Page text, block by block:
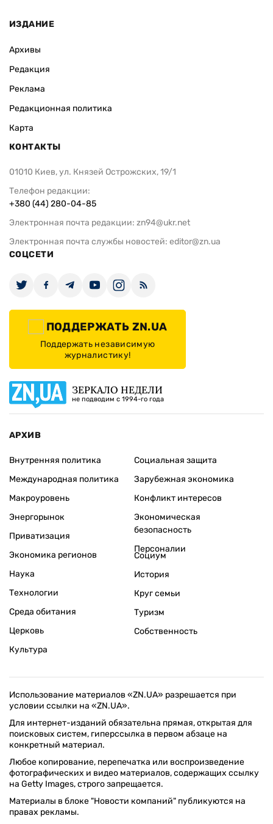
ИЗДАНИЕ
Архивы
Редакция
Реклама
Редакционная политика
Карта
КОНТАКТЫ
01010 Киев, ул. Князей Острожских, 19/1
Телефон редакции:
+380 (44) 280-04-85
Электронная почта редакции: zn94@ukr.net
Электронная почта службы новостей: editor@zn.ua
СОЦСЕТИ
ПОДДЕРЖАТЬ ZN.UA
Поддержать независимую
журналистику!
ЗЕРКАЛО НЕДЕЛИ
не подводим с 1994-го года
АРХИВ
Внутренняя политика
Международная политика
Макроуровень
Энергорынок
Приватизация
Экономика регионов
Социальная защита
Зарубежная экономика
Конфликт интересов
Экономическая
безопасность
Персоналии
Наука
Технологии
Среда обитания
Церковь
Культура
Социум
История
Круг семьи
Туризм
Собственность
Использование материалов «ZN.UA» разрешается при
условии ссылки на «ZN.UA».
Для интернет-изданий обязательна прямая, открытая для
поисковых систем, гиперссылка в первом абзаце на
конкретный материал.
Любое копирование, перепечатка или воспроизведение
фотографических и видео материалов, содержащих ссылку
на Getty Images, строго запрещается.
Материалы в блоке "Новости компаний" публикуются на
правах рекламы.